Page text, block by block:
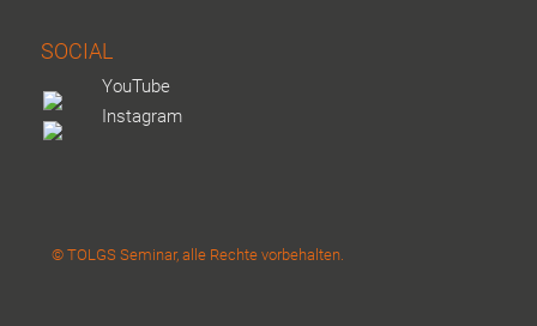
SOCIAL
YouTube
Instagram
© TOLGS Seminar, alle Rechte vorbehalten.